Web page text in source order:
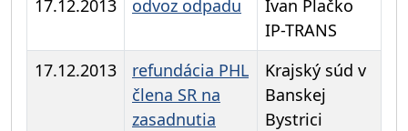
17.12.2013
odvoz odpadu
Ivan Plačko
IP-TRANS
17.12.2013
refundácia PHL
člena SR na
zasadnutia
Krajský súd v
Banskej
Bystrici